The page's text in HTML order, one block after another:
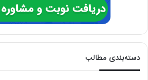
دسته‌بندی مطالب